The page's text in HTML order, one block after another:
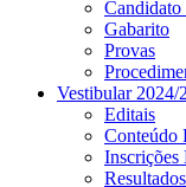
Candidato
Gabarito
Provas
Vestibular 2024/2
Editais
Conteúdo
Inscrições